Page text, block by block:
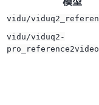
vidu/
vidu/viduq2-
pro_reference2video